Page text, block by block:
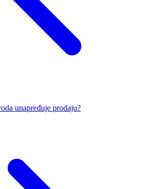
unapređuje prodaju?